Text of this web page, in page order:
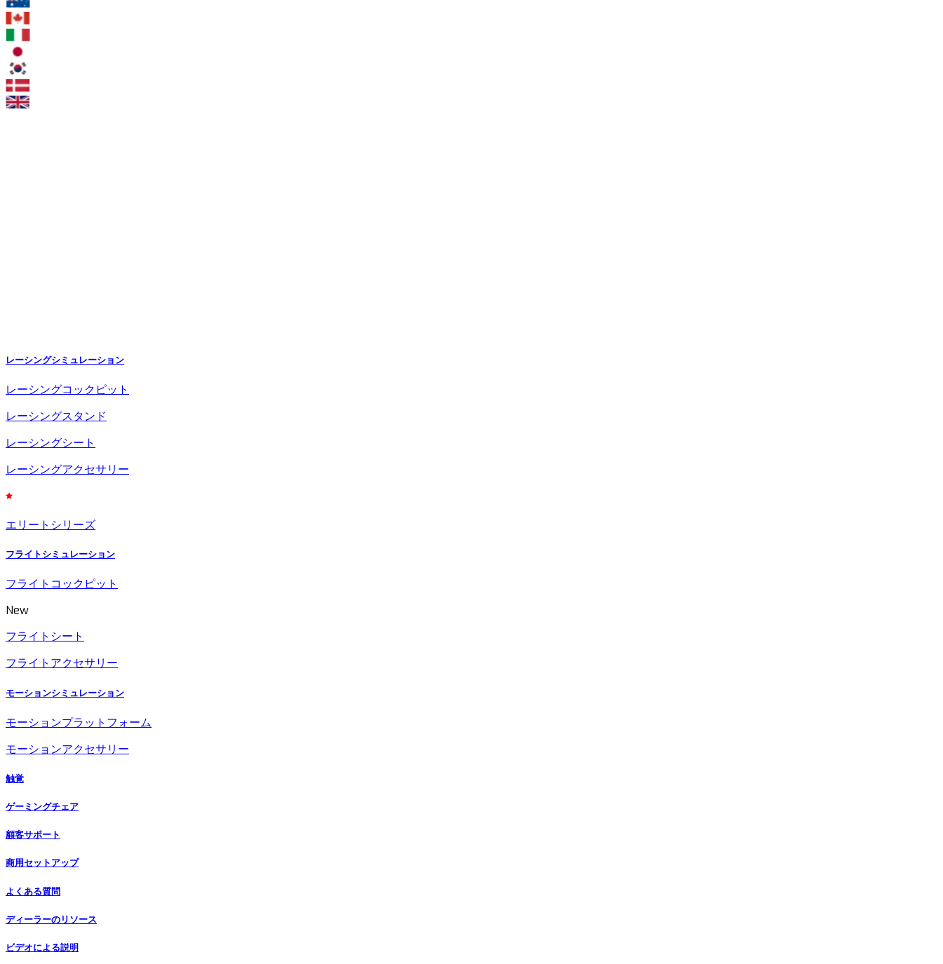
レーシングシミュレーション
レーシングコックピット
レーシングスタンド
レーシングシート
レーシングアクセサリー
エリートシリーズ
フライトシミュレーション
フライトコックピット
New
フライトシート
フライトアクセサリー
モーションシミュレーション
モーションプラットフォーム
モーションアクセサリー
触覚
ゲーミングチェア
顧客サポート
商用セットアップ
よくある質問
ディーラーのリソース
ビデオによる説明